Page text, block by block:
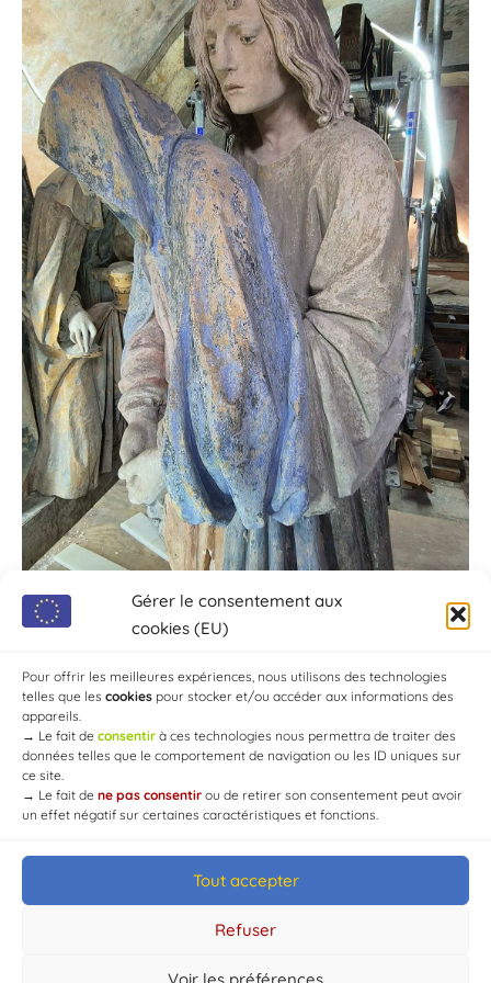
Gérer le consentement aux
cookies (EU)
Pour offrir les meilleures expériences, nous utilisons des technologies
telles que les cookies pour stocker et/ou accéder aux informations des
appareils.
→ Le fait de consentir à ces technologies nous permettra de traiter des
données telles que le comportement de navigation ou les ID uniques sur
ce site.
→ Le fait de ne pas consentir ou de retirer son consentement peut avoir
un effet négatif sur certaines caractéristiques et fonctions.
Tout accepter
Refuser
Voir les préférences
© Mairie de Chaource [2004-2024] | Tous droits réservés.
Developed byWEB3-DESIGN